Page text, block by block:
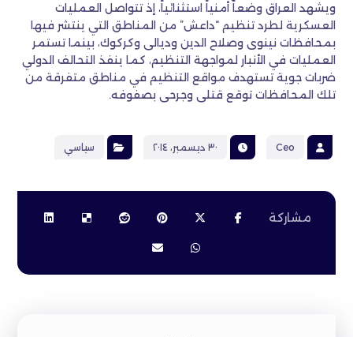
ويشهد العراق وضعاً أمنياً استثنائياً، إذ تتواصل العمليات
العسكرية لطرد تنظيم “داعش” من المناطق التي ينتشر فيها
بمحافظات نينوى وصلاح الدين وديالى وكركوك، بينما تستمر
العمليات في الأنبار لمواجهة التنظيم، كما ينفذ التحالف الدولي
ضربات جوية تستهدف مواقع التنظيم في مناطق متفرقة من
تلك المحافظات توقع قتلى وجرحى بصفوفه.
Ceo ٣٠ ديسمبر، ٢٠١٤ سياسي